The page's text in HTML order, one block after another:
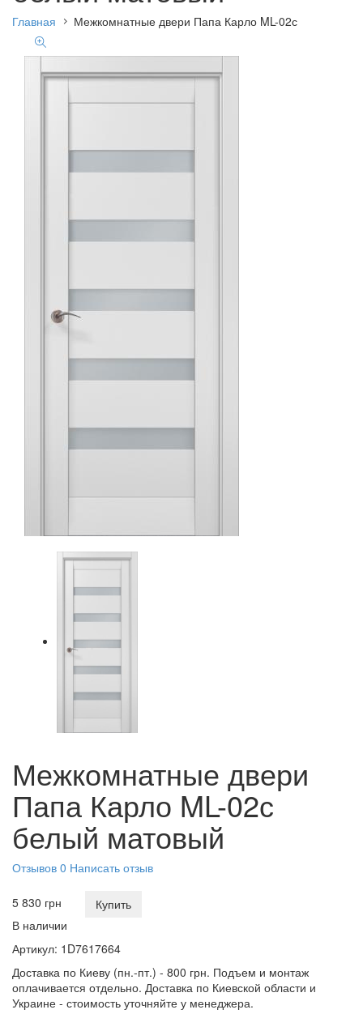
Главная Межкомнатные двери Папа Карло ML-02с
Межкомнатные двери
Папа Карло ML-02с
белый матовый
Отзывов 0 Написать отзыв
5 830 грн
Купить
В наличии
Артикул: 1D7617664
Доставка по Киеву (пн.-пт.) - 800 грн. Подъем и монтаж
оплачивается отдельно. Доставка по Киевской области и
Украине - стоимость уточняйте у менеджера.